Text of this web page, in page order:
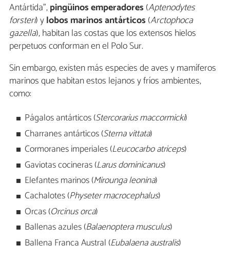
Antártida",pingüinos emperadores (Aptenodytes
forsteri) ylobos marinos antárticos (Arctophoca
gazella), habitan las costas que los extensos hielos
perpetuos conforman en el Polo Sur.
Sin embargo, existen más especies de aves y mamíferos
marinos que habitan estos lejanos y fríos ambientes,
como:
Págalos antárticos (Stercorarius maccormicki)
Charranes antárticos (Sterna vittata)
Cormoranes imperiales (Leucocarbo atriceps)
Gaviotas cocineras (Larus dominicanus)
Elefantes marinos (Mirounga leonina)
Cachalotes (Physeter macrocephalus)
Orcas (Orcinus orca)
Ballenas azules (Balaenoptera musculus)
Ballena Franca Austral (Eubalaena australis)